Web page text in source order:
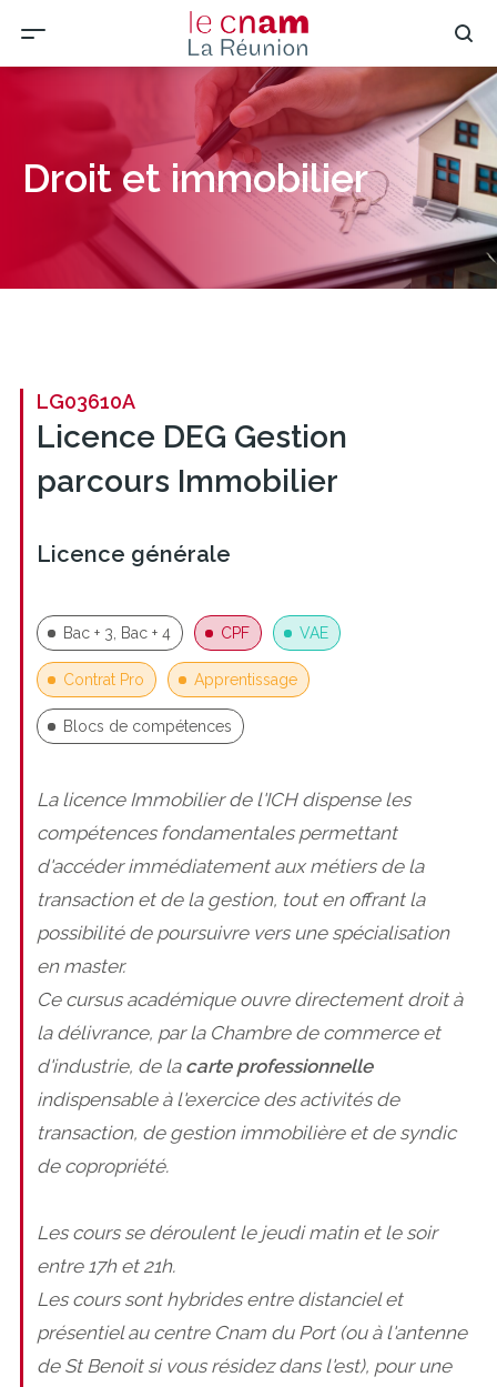
Droit et immobilier
LG03610A
Licence DEG Gestion
parcours Immobilier
Licence générale
Bac + 3, Bac + 4 CPF VAE
Contrat Pro Apprentissage
Blocs de compétences
La licence Immobilier de l'ICH dispense les
compétences fondamentales permettant
d'accéder immédiatement aux métiers de la
transaction et de la gestion, tout en offrant la
possibilité de poursuivre vers une spécialisation
en master.
Ce cursus académique ouvre directement droit à
la délivrance, par la Chambre de commerce et
d'industrie, de la carte professionnelle
indispensable à l'exercice des activités de
transaction, de gestion immobilière et de syndic
de copropriété.
Les cours se déroulent le jeudi matin et le soir
entre 17h et 21h.
Les cours sont hybrides entre distanciel et
présentiel au centre Cnam du Port (ou à l'antenne
de St Benoit si vous résidez dans l'est), pour une